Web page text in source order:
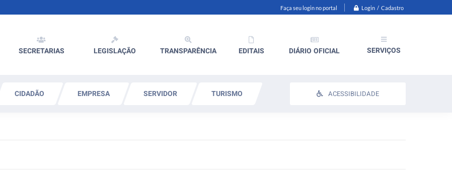
Faça seu login no portal Login / Cadastro
SECRETARIAS LEGISLAÇÃO TRANSPARÊNCIA EDITAIS DIÁRIO OFICIAL SERVIÇOS
CIDADÃO EMPRESA SERVIDOR TURISMO ACESSIBILIDADE